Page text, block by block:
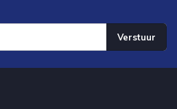
regelen wij de verzendkosten wel.
Verstuur